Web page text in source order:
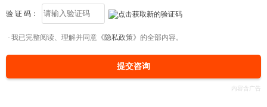
验 证 码：
我已完整阅读、理解并同意 《隐私政策》 的全部内容。
提交咨询